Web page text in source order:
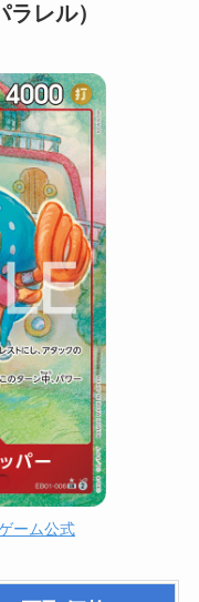
レル）
ーム公式